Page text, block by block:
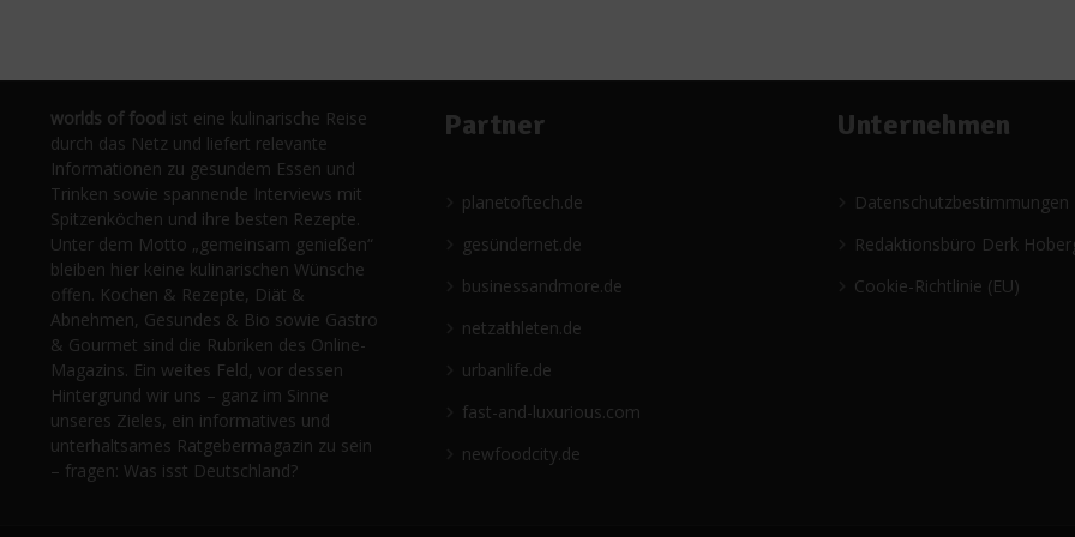
worlds of food ist eine kulinarische Reise
durch das Netz und liefert relevante
Informationen zu gesundem Essen und
Trinken sowie spannende Interviews mit
Spitzenköchen und ihre besten Rezepte.
Unter dem Motto „gemeinsam genießen“
bleiben hier keine kulinarischen Wünsche
offen. Kochen & Rezepte, Diät &
Abnehmen, Gesundes & Bio sowie Gastro
& Gourmet sind die Rubriken des Online-
Magazins. Ein weites Feld, vor dessen
Hintergrund wir uns – ganz im Sinne
unseres Zieles, ein informatives und
unterhaltsames Ratgebermagazin zu sein
– fragen: Was isst Deutschland?
Partner
planetoftech.de
gesündernet.de
businessandmore.de
netzathleten.de
urbanlife.de
fast-and-luxurious.com
newfoodcity.de
Unternehmen
Datenschutzbestimmungen
Redaktionsbüro Derk
Cookie-Richtlinie (EU)